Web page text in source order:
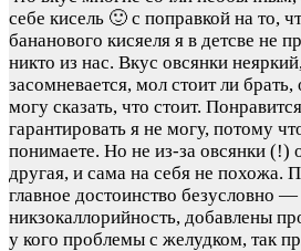
себе кисель 🙂 с поправкой на то,
бананового кисяеля я в детсве не
никто из нас. Вкус овсянки
засомневается, мол стоит ли
могу сказать, что стоит.
гарантировать я не могу, потому
понимаете. Но не из-за овсянки (!)
другая, и сама на себя не похожа.
главное достоинство безусловно —
никзокаллорийность, добавлены
у кого проблемы с желудком, так